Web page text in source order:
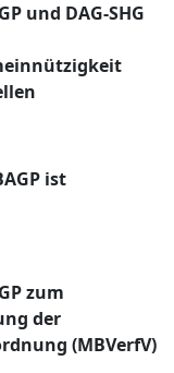
und DAG-SHG
ist
zum
der
(MBVerfV)